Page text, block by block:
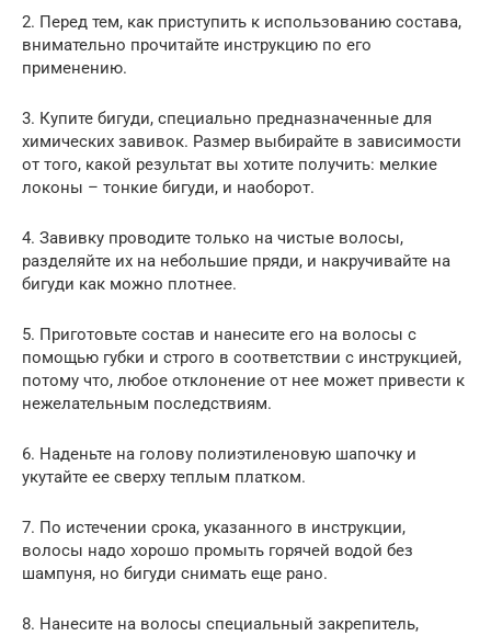
2. Перед тем, как приступить к использованию состава,
внимательно прочитайте инструкцию по его
применению.
3. Купите бигуди, специально предназначенные для
химических завивок. Размер выбирайте в зависимости
от того, какой результат вы хотите получить: мелкие
локоны – тонкие бигуди, и наоборот.
4. Завивку проводите только на чистые волосы,
разделяйте их на небольшие пряди, и накручивайте на
бигуди как можно плотнее.
5. Приготовьте состав и нанесите его на волосы с
помощью губки и строго в соответствии с инструкцией,
потому что, любое отклонение от нее может привести к
нежелательным последствиям.
6. Наденьте на голову полиэтиленовую шапочку и
укутайте ее сверху теплым платком.
7. По истечении срока, указанного в инструкции,
волосы надо хорошо промыть горячей водой без
шампуня, но бигуди снимать еще рано.
8. Нанесите на волосы специальный закрепитель,